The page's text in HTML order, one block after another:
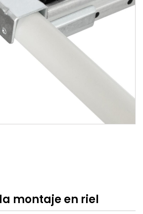
montaje en riel